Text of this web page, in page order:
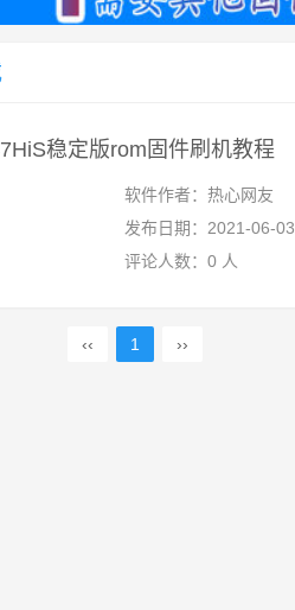
稳定版rom固件刷机教程
软件作者：热心网友
发布日期：2021-06-03
评论人数：0 人
‹‹ 1 ››